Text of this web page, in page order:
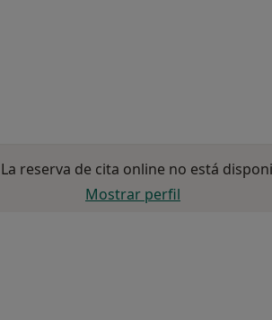
La reserva de cita online no está
Mostrar perfil